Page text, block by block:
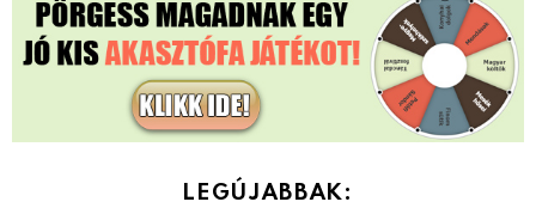
LEGÚJABBAK: